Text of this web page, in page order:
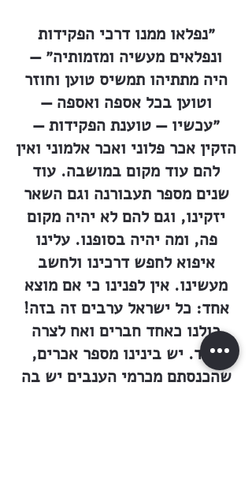
״נפלאו ממנו דרכי הפקידות
ונפלאים מעשיה ומזמותיה״ —
היה מתתיהו תמשיס טוען וחוזר
וטוען בכל אספה ואספה —
״עכשיו — טוענת הפקידות —
הזקין אכר פלוני ואכר אלמוני ואין
להם עוד מקום במושבה. עוד
שנים מספר תעבורנה וגם השאר
יזקינו, וגם להם לא יהיה מקום
פה, ומה יהיה בסופנו. עלינו
איפוא לחפש דרכינו ולחשב
מעשינו. אין לפנינו כי אם מוצא
אחד: כל ישראל ערבים זה בזה!
כולנו כאחד חברים ואח לצרה
יולד. יש בינינו מספר אכרים,
שהכנסתם מכרמי הענבים יש בה